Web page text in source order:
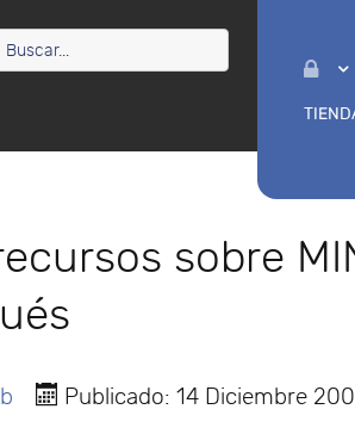
sobre
Publicado: 14 Diciembre